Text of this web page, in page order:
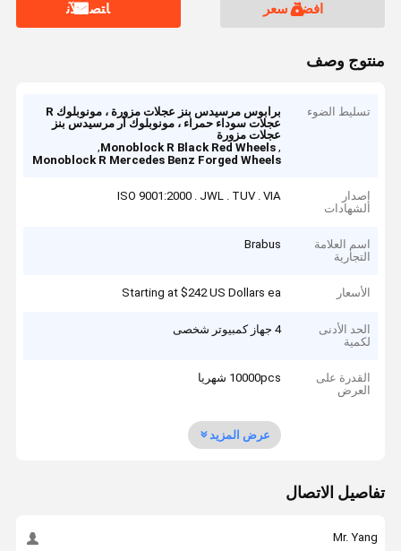
افضل سعر ﺎﺘﺼﻟ ﺍﻶﻧ
منتوج وصف
تسليط الضوء
برابوس مرسيدس بنز عجلات مزورة ، مونوبلوك R
عجلات سوداء حمراء ، مونوبلوك آر مرسيدس بنز
عجلات مزورة
,
Monoblock R Black Red Wheels
,
Monoblock R Mercedes Benz Forged Wheels
إصدار
الشهادات
ISO 9001:2000 . JWL . TUV . VIA
اسم العلامة
التجارية
Brabus
الأسعار Starting at $242 US Dollars ea
الحد الأدنى
لكمية
4 جهاز كمبيوتر شخصى
القدرة على
العرض
10000pcs شهريا
عرض المزيد
تفاصيل الاتصال
Mr. Yang